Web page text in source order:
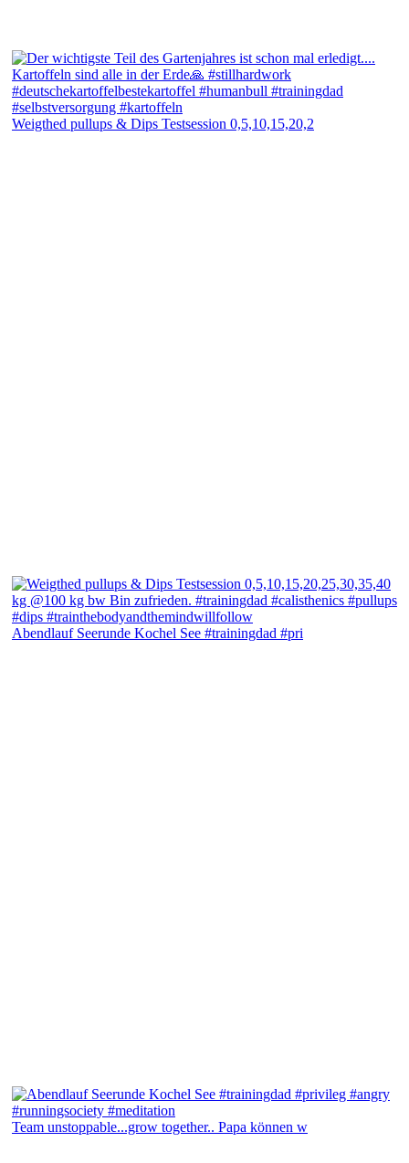
Weigthed pullups & Dips Testsession 0,5,10,15,20,2
Abendlauf Seerunde Kochel See #trainingdad #pri
Team unstoppable...grow together.. Papa können w